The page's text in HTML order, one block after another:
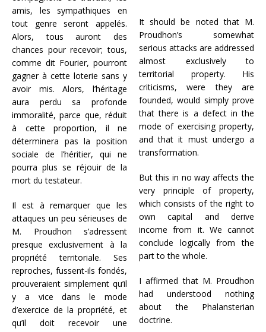
amis, les sympathiques en
tout genre seront appelés.
Alors, tous auront des
chances pour recevoir; tous,
comme dit Fourier, pourront
gagner à cette loterie sans y
avoir mis. Alors, l’héritage
aura perdu sa profonde
immoralité, parce que, réduit
à cette proportion, il ne
déterminera pas la position
sociale de l’héritier, qui ne
pourra plus se réjouir de la
mort du testateur.
Il est à remarquer que les
attaques un peu sérieuses de
M. Proudhon s’adressent
presque exclusivement à la
propriété territoriale. Ses
reproches, fussent-ils fondés,
prouveraient simplement qu’il
y a vice dans le mode
d’exercice de la propriété, et
qu’il doit recevoir une
It should be noted that M.
Proudhon’s somewhat
serious attacks are addressed
almost exclusively to
territorial property. His
criticisms, were they are
founded, would simply prove
that there is a defect in the
mode of exercising property,
and that it must undergo a
transformation.
But this in no way affects the
very principle of property,
which consists of the right to
own capital and derive
income from it. We cannot
conclude logically from the
part to the whole.
I affirmed that M. Proudhon
had understood nothing
about the Phalansterian
doctrine.